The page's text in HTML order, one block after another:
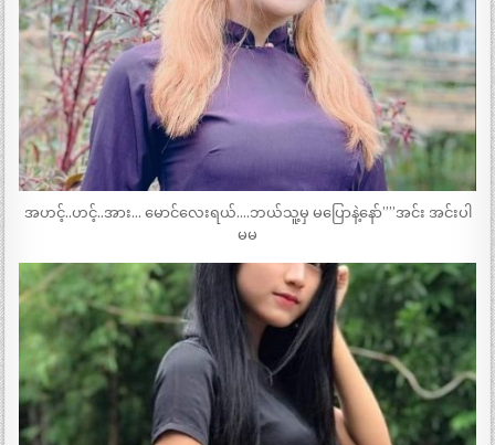
အဟင့်..ဟင့်..အား… မောင်လေးရယ်….ဘယ်သူ့မှ မပြောနဲ့နော်””အင်း အင်းပါ
မမ